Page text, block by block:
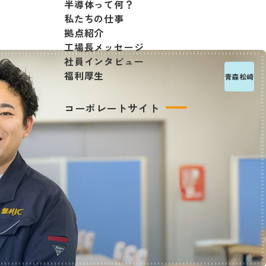
半導体って何？
私たちの仕事
拠点紹介
工場長メッセージ
社員インタビュー
福利厚生
コーポレートサイト
青森松崎